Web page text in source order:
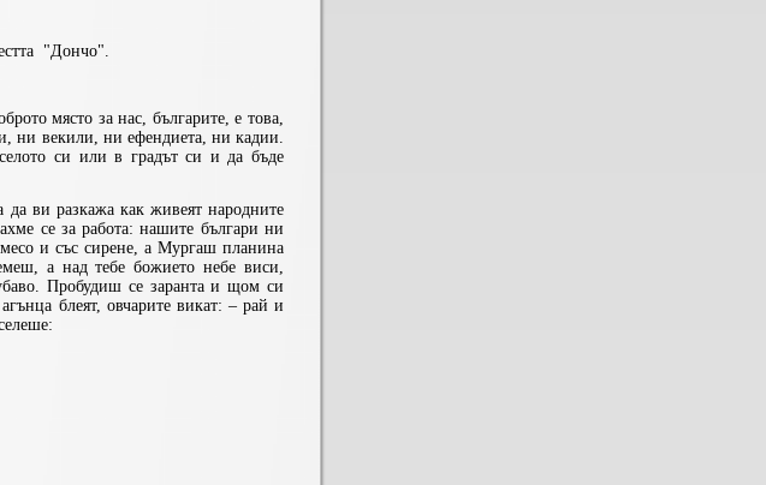
"Дончо".
място за нас, българите, е това,
ни векили, ни ефендиета, ни кадии.
си или в градът си и да бъде
да ви разкажа как живеят народните
се за работа: нашите българи ни
и със сирене, а Мургаш планина
а над тебе божието небе виси,
Пробудиш се заранта и щом си
блеят, овчарите викат: – рай и